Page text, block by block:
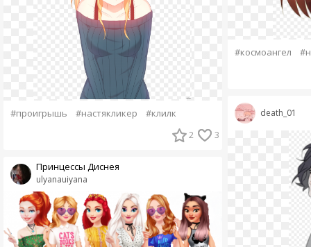
#проигрышь #настякликер #клилк
2 3
ulyanauiyana
Принцессы Диснея
#космоангел
death_01